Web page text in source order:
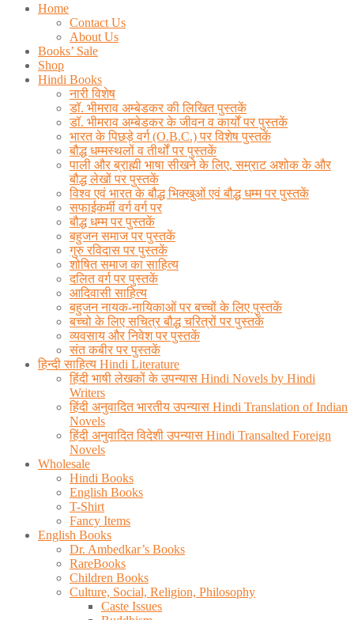
Home
Contact Us
About Us
Books’ Sale
Shop
Hindi Books
नारी विशेष
डॉ. भीमराव अम्बेडकर की लिखित पुस्तकें
डॉ. भीमराव अम्बेडकर के जीवन व कार्यों पर पुस्तकें
भारत के पिछड़े वर्ग (O.B.C.) पर विशेष पुस्तकें
बौद्ध धम्मस्थलों व तीर्थों पर पुस्तकें
पाली और ब्राह्मी भाषा सीखने के लिए, सम्राट अशोक के और
बौद्ध लेखों पर पुस्तकें
विश्व एवं भारत के बौद्ध भिक्खुओं एवं बौद्ध धम्म पर पुस्तकें
सफाईकर्मी वर्ग वर्ग पर
बौद्ध धम्म पर पुस्तकें
बहुजन समाज पर पुस्तकें
गुरु रविदास पर पुस्तकें
शोषित समाज का साहित्य
दलित वर्ग पर पुस्तकें
आदिवासी साहित्य
बहुजन नायक-नायिकाओं पर बच्चों के लिए पुस्तकें
बच्चो के लिए सचित्र बौद्ध चरित्रों पर पुस्तकें
व्यवसाय और निवेश पर पुस्तकें
संत कबीर पर पुस्तकें
हिन्दी साहित्य Hindi Literature
हिंदी भाषी लेखकों के उपन्यास Hindi Novels by Hindi
Writers
हिंदी अनुवादित भारतीय उपन्यास Hindi Translation of Indian
Novels
हिंदी अनुवादित विदेशी उपन्यास Hindi Transalted Foreign
Novels
Wholesale
Hindi Books
English Books
T-Shirt
Fancy Items
English Books
Dr. Ambedkar’s Books
RareBooks
Children Books
Culture, Social, Religion, Philosophy
Caste Issues